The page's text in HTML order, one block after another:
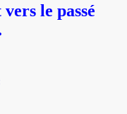
le passé